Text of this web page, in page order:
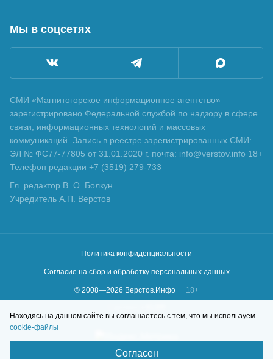
Мы в соцсетях
СМИ «Магнитогорское информационное агентство»
зарегистрировано Федеральной службой по надзору в сфере
связи, информационных технологий и массовых
коммуникаций. Запись в реестре зарегистрированных СМИ:
ЭЛ № ФС77-77805 от 31.01.2020 г. почта: info@verstov.info 18+
Телефон редакции +7 (3519) 279-733
Гл. редактор В. О. Болкун
Учредитель А.П. Верстов
Политика конфиденциальности
Согласие на сбор и обработку персональных данных
© 2008—2026 Верстов.Инфо
18+
Находясь на данном сайте вы соглашаетесь с тем, что мы используем
cookie-файлы
Согласен